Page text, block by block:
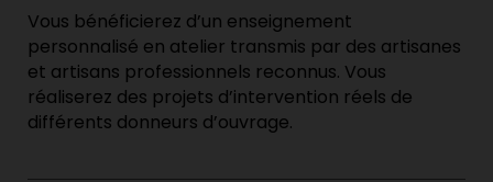
Vous bénéficierez d’un enseignement
personnalisé en atelier transmis par des artisanes
et artisans professionnels reconnus. Vous
réaliserez des projets d’intervention réels de
différents donneurs d’ouvrage.